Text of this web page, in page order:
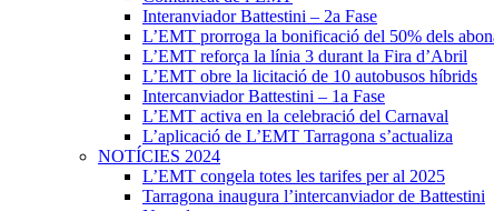
Interanviador Battestini – 2a Fase
L’EMT prorroga la bonificació del 50% dels
L’EMT reforça la línia 3 durant la Fira d’Abril
L’EMT obre la licitació de 10 autobusos híbrids
Intercanviador Battestini – 1a Fase
L’EMT activa en la celebració del Carnaval
L’aplicació de L’EMT Tarragona s’actualiza
NOTÍCIES 2024
L’EMT congela totes les tarifes per al 2025
Tarragona inaugura l’intercanviador de Battestini